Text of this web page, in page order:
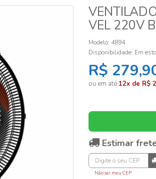
VEL 220V
Modelo: 4894
Disponibilidade: Em
R$
ou em até 12x de R$
Estimar
Não sei meu CEP